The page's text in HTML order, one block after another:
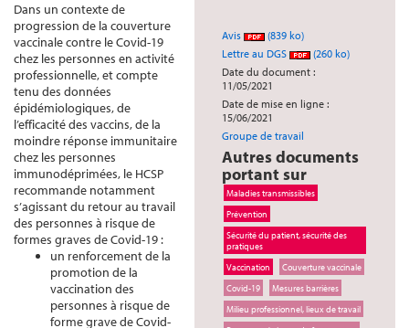
Avis
(839 ko)
Lettre au DGS
(260 ko)
Date du document :
11/05/2021
Date de mise en ligne :
15/06/2021
Groupe de travail
Autres documents
portant sur
Maladies transmissibles
Prévention
Sécurité du patient, sécurité des
pratiques
Vaccination
Couverture vaccinale
Covid-19
Mesures barrières
Milieu professionnel, lieux de travail
Dans un contexte de
progression de la couverture
vaccinale contre le Covid-19
chez les personnes en activité
professionnelle, et compte
tenu des données
épidémiologiques, de
l’efficacité des vaccins, de la
moindre réponse immunitaire
chez les personnes
immunodéprimées, le HCSP
recommande notamment
s’agissant du retour au travail
des personnes à risque de
formes graves de Covid-19 :
un renforcement de la
promotion de la
vaccination des
personnes à risque de
forme grave de Covid-